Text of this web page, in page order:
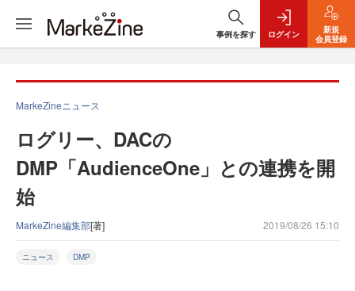
事例を探す ログイン
新規
会員登録
MarkeZineニュース
ログリー、DACの
DMP「AudienceOne」との連携を開
始
MarkeZine編集部[著] 2019/08/26 15:10
ニュース DMP